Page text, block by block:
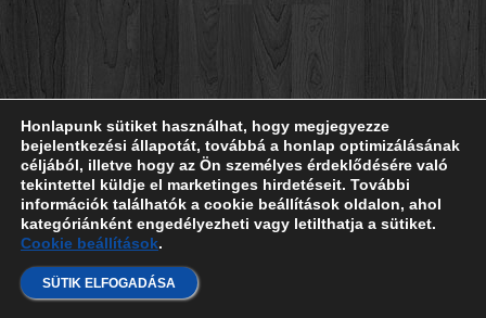
Honlapunk sütiket használhat, hogy megjegyezze
bejelentkezési állapotát, továbbá a honlap optimizálásának
céljából, illetve hogy az Ön személyes érdeklődésére való
tekintettel küldje el marketinges hirdetéseit. További
információk találhatók a cookie beállítások oldalon, ahol
kategóriánként engedélyezheti vagy letilthatja a sütiket.
Cookie beállítások.
SÜTIK ELFOGADÁSA